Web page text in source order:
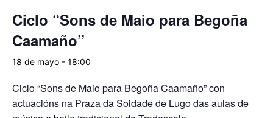
Ciclo “Sons de Maio para Begoña
Caamaño”
18 de mayo - 18:00
Ciclo “Sons de Maio para Begoña Caamaño” con
actuacións na Praza da Soidade de Lugo das aulas de